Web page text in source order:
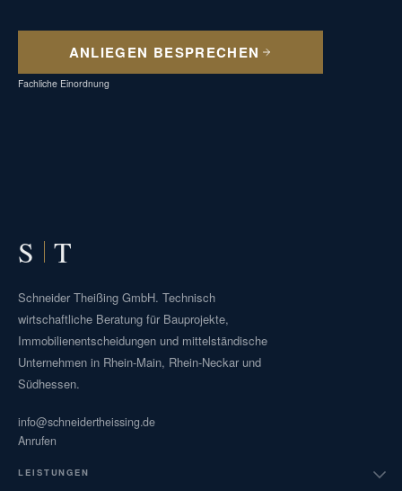
ANLIEGEN BESPRECHEN
Fachliche Einordnung
S T
Schneider Theißing GmbH. Technisch
wirtschaftliche Beratung für Bauprojekte,
Immobilienentscheidungen und mittelständische
Unternehmen in Rhein-Main, Rhein-Neckar und
Südhessen.
info@schneidertheissing.de
Anrufen
LEISTUNGEN